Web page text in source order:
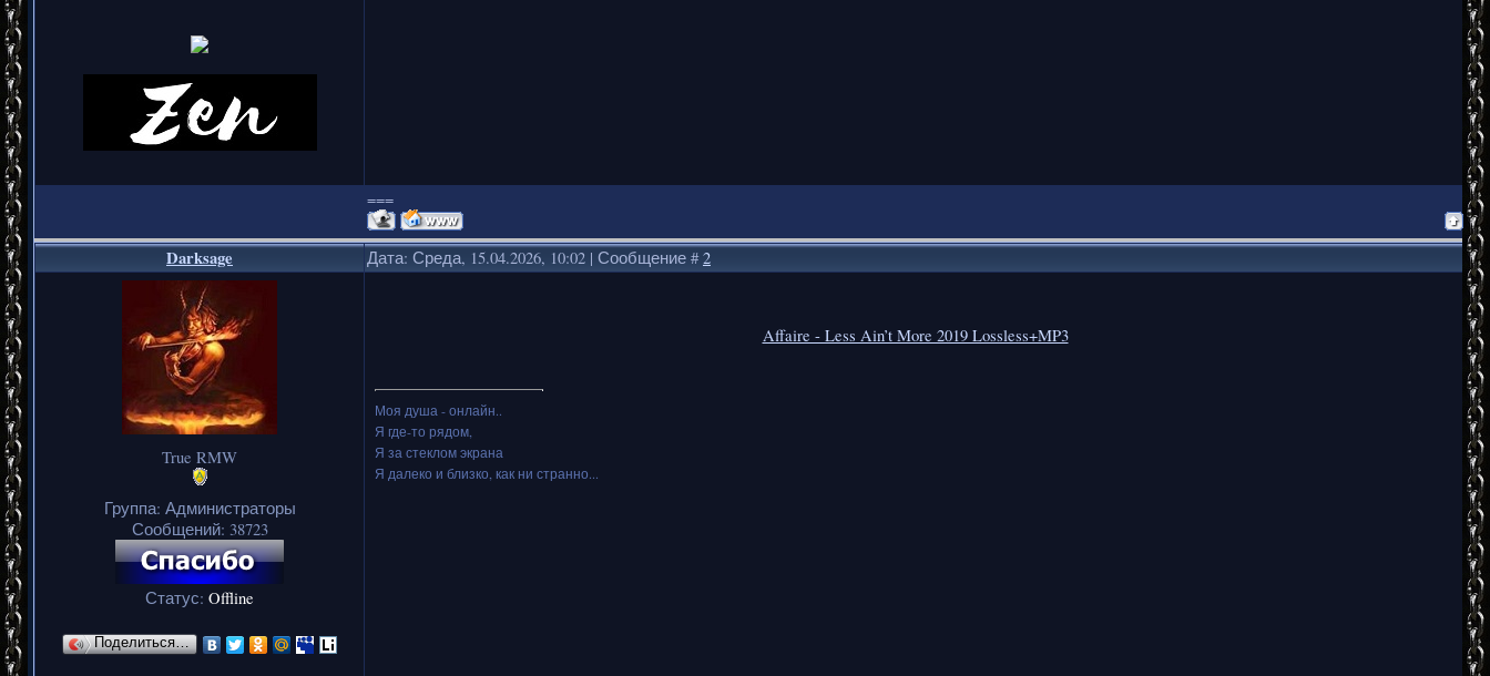
===
Darksage Дата: Среда, 15.04.2026, 10:02 | Сообщение #2
True RMW
Группа: Администраторы
Сообщений: 38723
Статус: Offline
Поделиться…
Affaire - Less Ain’t More 2019 Lossless+MP3
Моя душа - онлайн..
Я где-то рядом,
Я за стеклом экрана
Я далеко и близко, как ни странно...